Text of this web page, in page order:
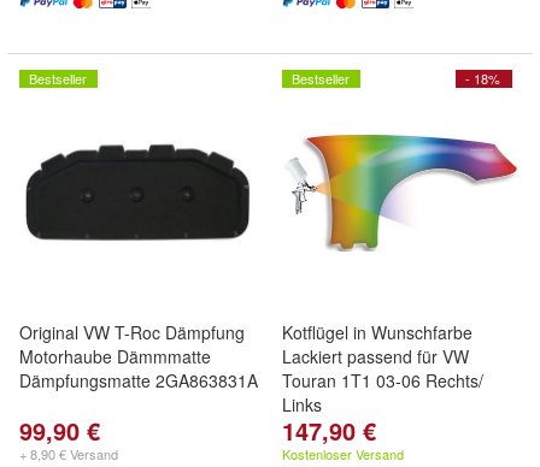
Bestseller
Original VW T-Roc Dämpfung
Motorhaube Dämmmatte
Dämpfungsmatte 2GA863831A
99,90 €
+ 8,90 € Versand
- 18%
Bestseller
Kotflügel in Wunschfarbe
Lackiert passend für VW
Touran 1T1 03-06 Rechts/
Links
147,90 €
Kostenloser Versand